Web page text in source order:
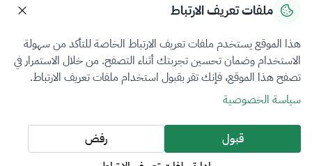
سياسة الخصوصيةشروط الاستخدامخريطة الموقع
جميع الحقوق محفوظة 2026 © ZATCA.GOV.SA
تم تطويره وصيانته بواسطة هيئة الزكاة والضريبة والجمارك
آخر تحديث للموقع في
ملفات تعريف الارتباط
هذا الموقع يستخدم ملفات تعريف الارتباط الخاصة للتأكد من سهولة
الاستخدام وضمان تحسين تجربتك أثناء التصفح. من خلال الاستمرار في
تصفح هذا الموقع، فإنك تقر بقبول استخدام ملفات تعريف الارتباط.
سياسة الخصوصية
قبول
رفض